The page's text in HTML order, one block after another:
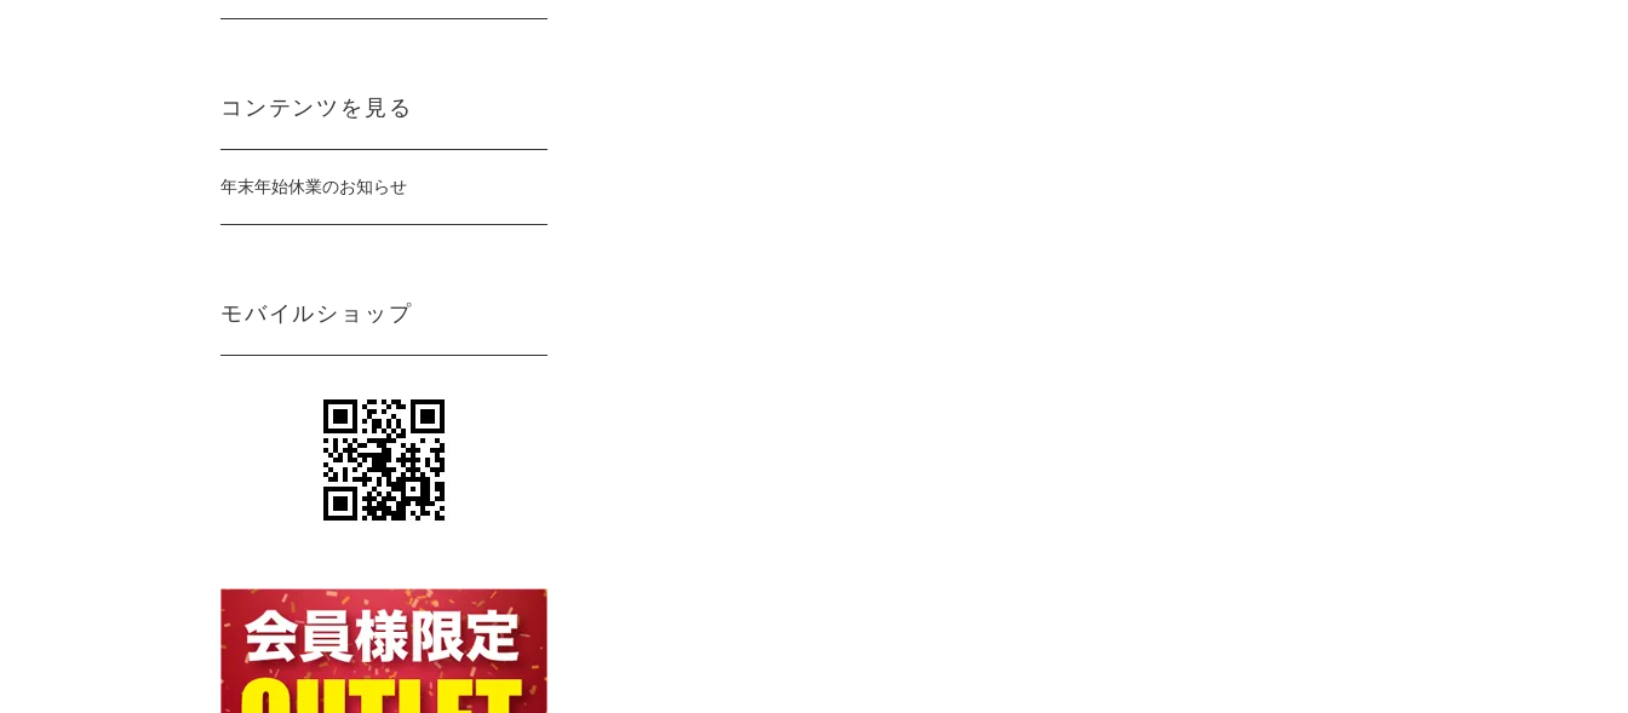
コンテンツを見る
年末年始休業のお知らせ
モバイルショップ